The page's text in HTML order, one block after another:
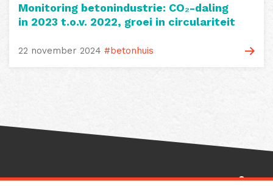
Monitoring betonindustrie: CO₂-daling
in 2023 t.o.v. 2022, groei in circulariteit
22 november 2024 #betonhuis